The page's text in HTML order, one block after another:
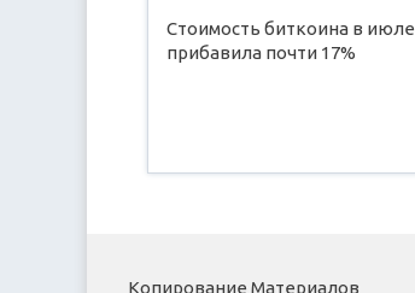
Стоимость биткоина в июле
прибавила почти 17%
Копирование Материалов